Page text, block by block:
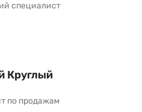
специалист
Круглый
по продажам